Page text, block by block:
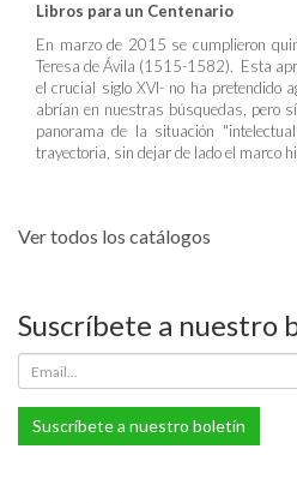
Libros para un Centenario
En marzo de 2015 se cumplieron
Teresa de Ávila (1515-1582). Esta
el crucial siglo XVI- no ha pretendido
abrían en nuestras búsquedas, pero
panorama de la situación
trayectoria, sin dejar de lado el marco
Ver todos los catálogos
Suscríbete a nuestro
Suscríbete a nuestro boletín